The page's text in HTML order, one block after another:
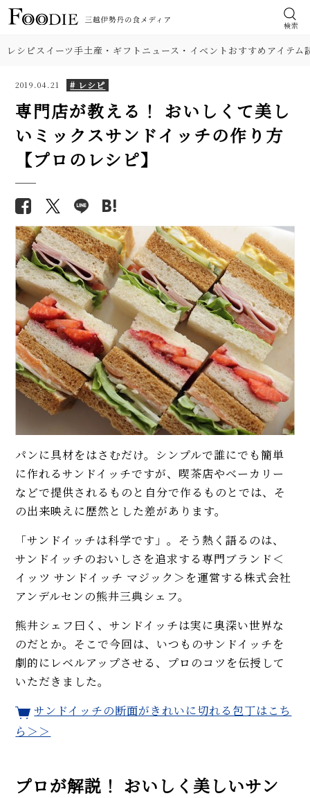
検索
レシピスイーツ手土産・ギフト ニュース・イベントおすすめアイテム
2019.04.21 # レシピ
専門店が教える！ おいしくて美し
いミックスサンドイッチの作り方
【プロのレシピ】
パンに具材をはさむだけ。シンプルで誰にでも簡単
に作れるサンドイッチですが、喫茶店やベーカリー
などで提供されるものと自分で作るものとでは、そ
の出来映えに歴然とした差があります。
「サンドイッチは科学です」。そう熱く語るのは、
サンドイッチのおいしさを追求する専門ブランド＜
イッツ サンドイッチ マジック＞を運営する株式会社
アンデルセンの熊井三典シェフ。
熊井シェフ曰く、サンドイッチは実に奥深い世界な
のだとか。そこで今回は、いつものサンドイッチを
劇的にレベルアップさせる、プロのコツを伝授して
いただきました。
サンドイッチの断面がきれいに切れる包丁はこち
ら＞＞
プロが解説！ おいしく美しいサン
【冬瓜の人気レシピ】トロトロ
食感の煮物（鶏スープ）、炒め
方法も解説！
ラガスの人気レシピ3品。サラ
ダ、パスタ、ピラフ
【プロが解説】温泉卵＆ポーチ
ドエッグの簡単な作り方。白身
のかたさに違いあり！
【コンソメ＆トマト缶不要】濃
厚ミネストローネのレシピ。野
菜の旨みを引き出す煮込みにプ
ロの技あり！
フライパンで作る！ ホットサン
ドとクロックムッシュの簡単レ
シピ。具材選びでプロの味に
【シェフ直伝】ジャーマンポテ
トのレシピ。じゃがいもはレン
ジより、水からゆでて焼くのが
格段においしい！
くっと作れる簡単おつまみレシ
ピ
おうち時間が楽しくなる、サン
ドイッチの作り方。フルーツサン
ューまで
【簡単＆おしゃれに朝活】食パ
ンの朝食レシピ2品。アスパラガ
簡単＆豪華なちらし寿司5品のレ
食材
野菜
料理の種類
調理法
イベント・ピックアップ
【基本の塩分18%】手作り梅干
しのレシピ（作り方）。初めて
【プロが解説】らっきょうの漬
け方。「甘酢漬け」と「塩漬
け」2つのレシピ
【シェフ直伝】ジェノベーゼソ
ースのレシピ。意外なコツはオ
リーブ油を使わないこと!?
柚子胡椒（ゆずこしょう）の自
家製レシピ。市販品では味わえ
ないフレッシュさ！
【基本】とうもろこしのゆで
方。甘さを120%引き出すには、
水から皮付き＆時間をかけて加
熱が正解！
【初心者必見】干さない、シソ
不要！ 昔ながらの塩漬け梅干し
の簡単な作り方
爽快！
MORE